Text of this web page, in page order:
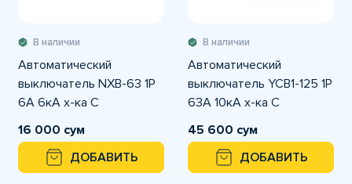
В наличии
Автоматический
выключатель NXB-63 1P
6A 6кА х-ка С
16 000 сум
ДОБАВИТЬ
В наличии
Автоматический
выключатель YCB1-125 1P
63A 10кА х-ка С
45 600 сум
ДОБАВИТЬ